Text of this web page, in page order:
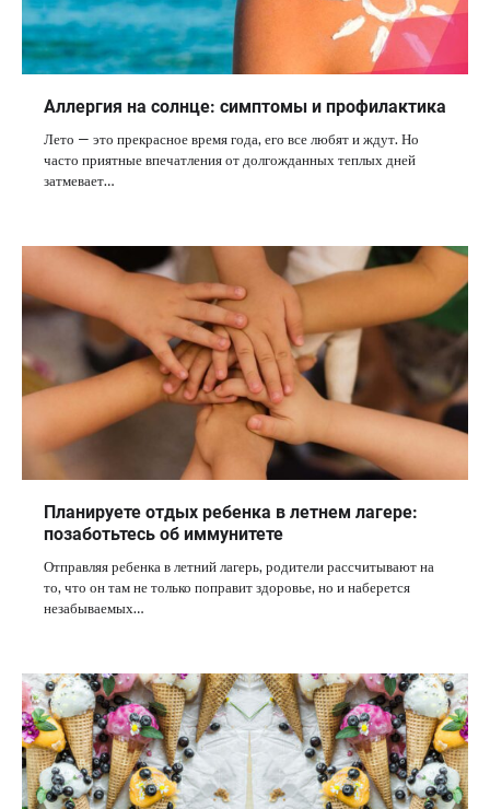
Аллергия на солнце: симптомы и профилактика
Лето — это прекрасное время года, его все любят и ждут. Но
часто приятные впечатления от долгожданных теплых дней
затмевает…
Планируете отдых ребенка в летнем лагере:
позаботьтесь об иммунитете
Отправляя ребенка в летний лагерь, родители рассчитывают на
то, что он там не только поправит здоровье, но и наберется
незабываемых…